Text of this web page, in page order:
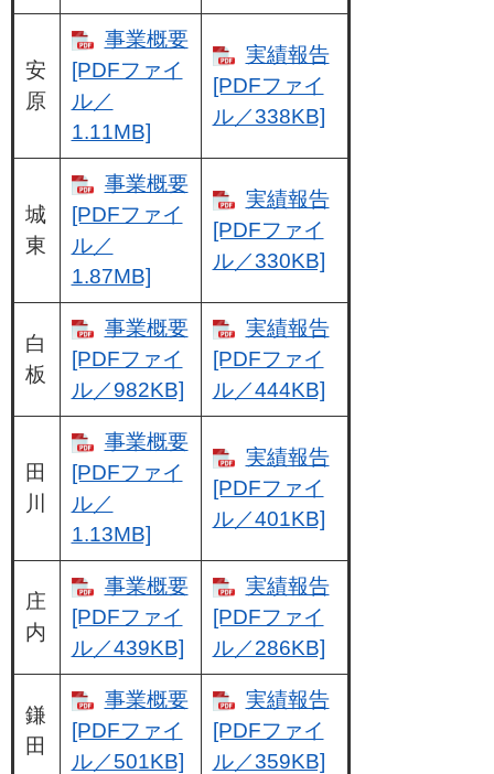
安
原
事業概要
[PDFファイ
ル／
1.11MB]
実績報告
[PDFファイ
ル／338KB]
城
東
事業概要
[PDFファイ
ル／
1.87MB]
実績報告
[PDFファイ
ル／330KB]
白
板
事業概要
[PDFファイ
ル／982KB]
実績報告
[PDFファイ
ル／444KB]
田
川
事業概要
[PDFファイ
ル／
1.13MB]
実績報告
[PDFファイ
ル／401KB]
庄
内
事業概要
[PDFファイ
ル／439KB]
実績報告
[PDFファイ
ル／286KB]
鎌
田
事業概要
[PDFファイ
ル／501KB]
実績報告
[PDFファイ
ル／359KB]